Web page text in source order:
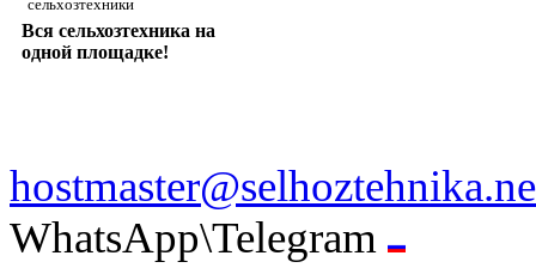
сельхозтехники
Вся сельхозтехника на
одной площадке!
WhatsApp\Telegram